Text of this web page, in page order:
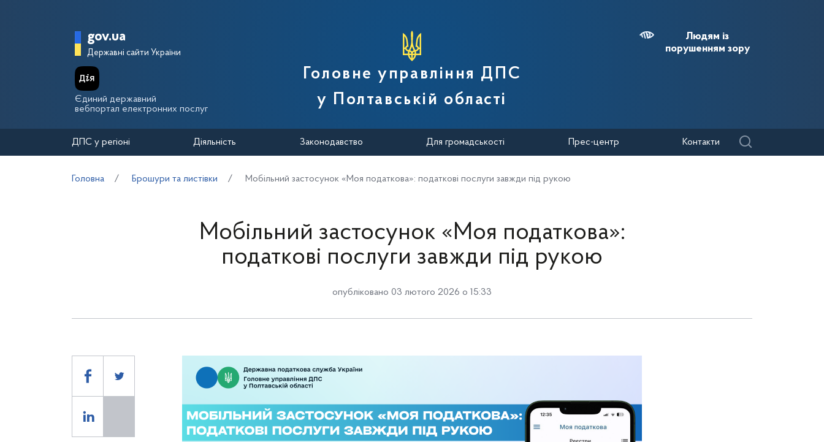
Головна сторінка Державної податкової служби України
gov.ua
Державні сайти України
Єдиний державний
вебпортал електронних послуг
Головне управління ДПС
у Полтавській області
Людям із
порушенням зору
ДПС у регіоні Діяльність Законодавство Для громадськості Прес-центр Контакти
Головна Брошури та листівки Мобільний застосунок «Моя податкова»: податкові послуги завжди під рукою
Мобільний застосунок «Моя податкова»:
податкові послуги завжди під рукою
опубліковано 03 лютого 2026 о 15:33